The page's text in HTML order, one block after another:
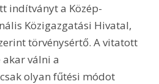
indítványt a Közép-
Közigazgatási Hivatal,
törvénysértő. A vitatott
akar válni a
olyan fűtési módot